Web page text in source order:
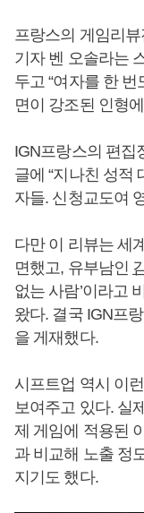
프랑스의 게임리
기자 벤 오솔라는
두고 “여자를 한
면이 강조된 인형
IGN프랑스의 편집
글에 “지나친 성적
자들. 신청교도여
다만 이 리뷰는 세
면했고, 유부남인
없는 사람’이라고
왔다. 결국 IGN프
을 게재했다.
시프트업 역시 이
보여주고 있다. 실
제 게임에 적용된
과 비교해 노출 정
지기도 했다.